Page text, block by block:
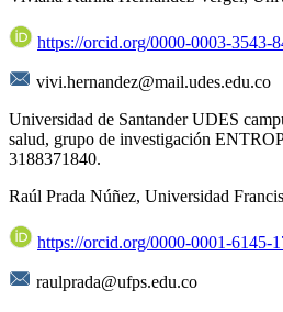
https://orcid.org/0000-0003-3543-
vivi.hernandez@mail.udes.edu.co
Universidad de Santander UDES
salud, grupo de investigación
3188371840.
Raúl Prada Núñez, Universidad
https://orcid.org/0000-0001-6145-
raulprada@ufps.edu.co